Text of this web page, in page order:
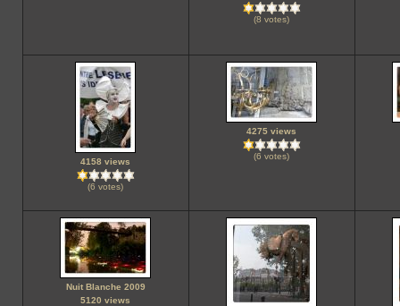
(8 votes)
4158 views
(6 votes)
4275 views
(6 votes)
Nuit Blanche 2009
5120 views